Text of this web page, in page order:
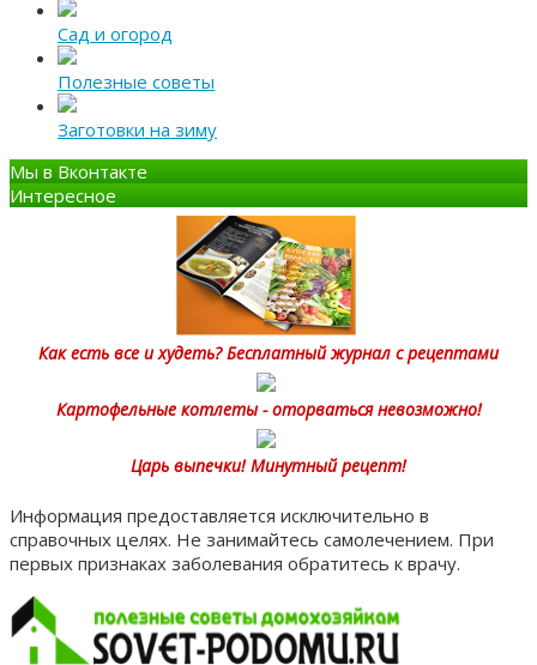
Сад и огород
Полезные советы
Заготовки на зиму
Мы в Вконтакте
Интересное
Как есть все и худеть? Бесплатный журнал с рецептами
Картофельные котлеты - оторваться невозможно!
Царь выпечки! Минутный рецепт!
Информация предоставляется исключительно в
справочных целях. Не занимайтесь самолечением. При
первых признаках заболевания обратитесь к врачу.